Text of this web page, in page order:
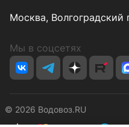
Москва, Волгоградский
Мы в соцсетях
© 2026 Водовоз.RU